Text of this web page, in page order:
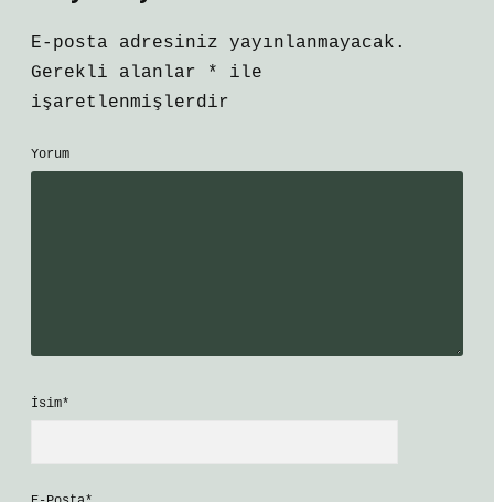
E-posta adresiniz yayınlanmayacak.
Gerekli alanlar
*
ile
işaretlenmişlerdir
Yorum
İsim*